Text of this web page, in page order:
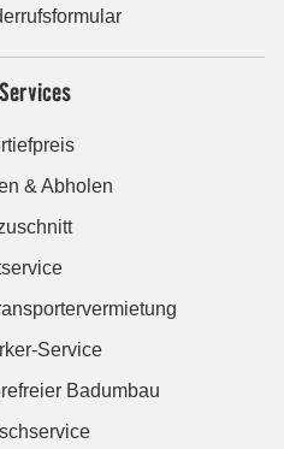
& Abholen
Service
Badumbau